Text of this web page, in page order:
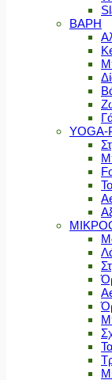
ΒΑΡΗ
YOGA-